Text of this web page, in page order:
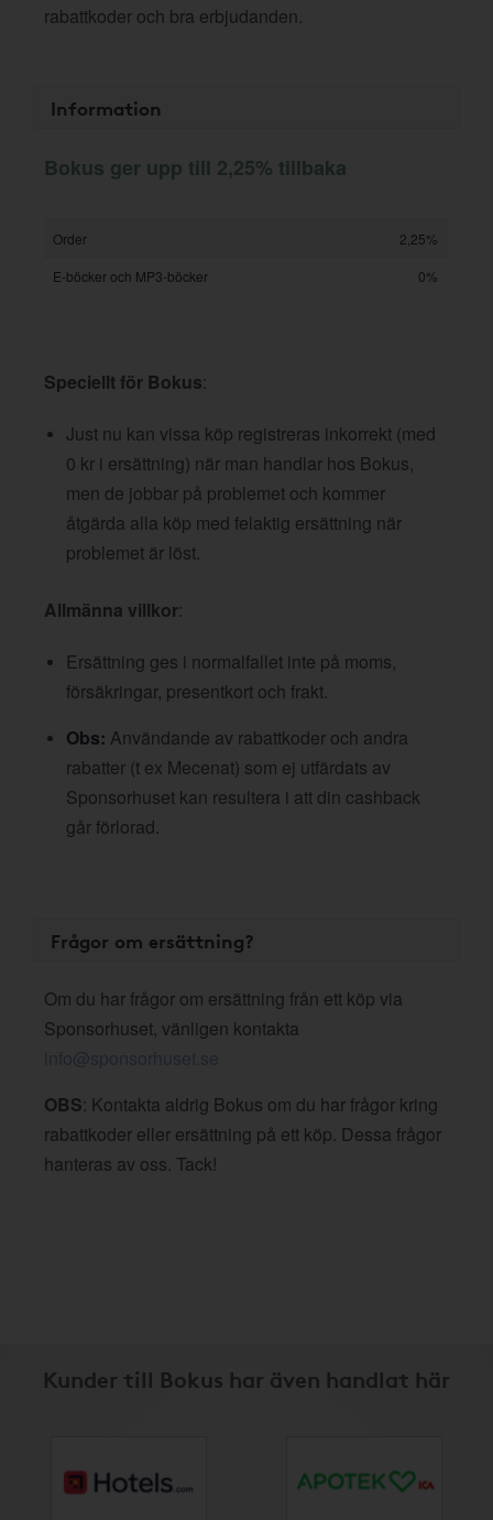
rabattkoder och bra erbjudanden.
Information
Bokus ger upp till 2,25% tillbaka
Order
2,25%
E-böcker och MP3-böcker
0%
Speciellt för Bokus:
Just nu kan vissa köp registreras inkorrekt (med
0 kr i ersättning) när man handlar hos Bokus,
men de jobbar på problemet och kommer
åtgärda alla köp med felaktig ersättning när
problemet är löst.
Allmänna villkor:
Ersättning ges i normalfallet inte på moms,
försäkringar, presentkort och frakt.
Obs: Användande av rabattkoder och andra
rabatter (t ex Mecenat) som ej utfärdats av
Sponsorhuset kan resultera i att din cashback
går förlorad.
Frågor om ersättning?
Om du har frågor om ersättning från ett köp via
Sponsorhuset, vänligen kontakta
info@sponsorhuset.se
OBS: Kontakta aldrig Bokus om du har frågor kring
rabattkoder eller ersättning på ett köp. Dessa frågor
hanteras av oss. Tack!
Kunder till Bokus har även handlat här